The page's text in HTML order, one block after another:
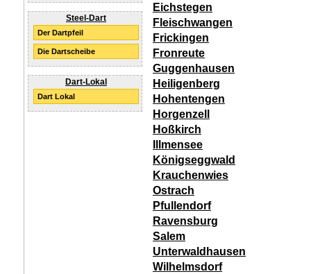
Steel-Dart
Der Dartpfeil
Die Dartscheibe
Dart-Lokal
Dart Lokal
Eichstegen
Fleischwangen
Frickingen
Fronreute
Guggenhausen
Heiligenberg
Hohentengen
Horgenzell
Hoßkirch
Illmensee
Königseggwald
Krauchenwies
Ostrach
Pfullendorf
Ravensburg
Salem
Unterwaldhausen
Wilhelmsdorf